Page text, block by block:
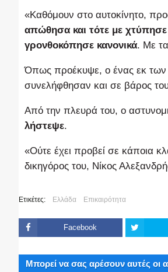
«Καθόμουν στο αυτοκίνητο,
απώθησα και τότε με χτύπησε
γρονθοκόπησε κανονικά. Με
Όπως προέκυψε, ο ένας εκ
συνελήφθησαν και σε βάρος
Από την πλευρά του, ο
λήστεψε.
«Ούτε έχει προβεί σε κάποια
δικηγόρος του, Νίκος
Ετικέτες: Ελλάδα Επικαιρότητα
Facebook
Μπορεί να σας αρέσουν αυτές οι